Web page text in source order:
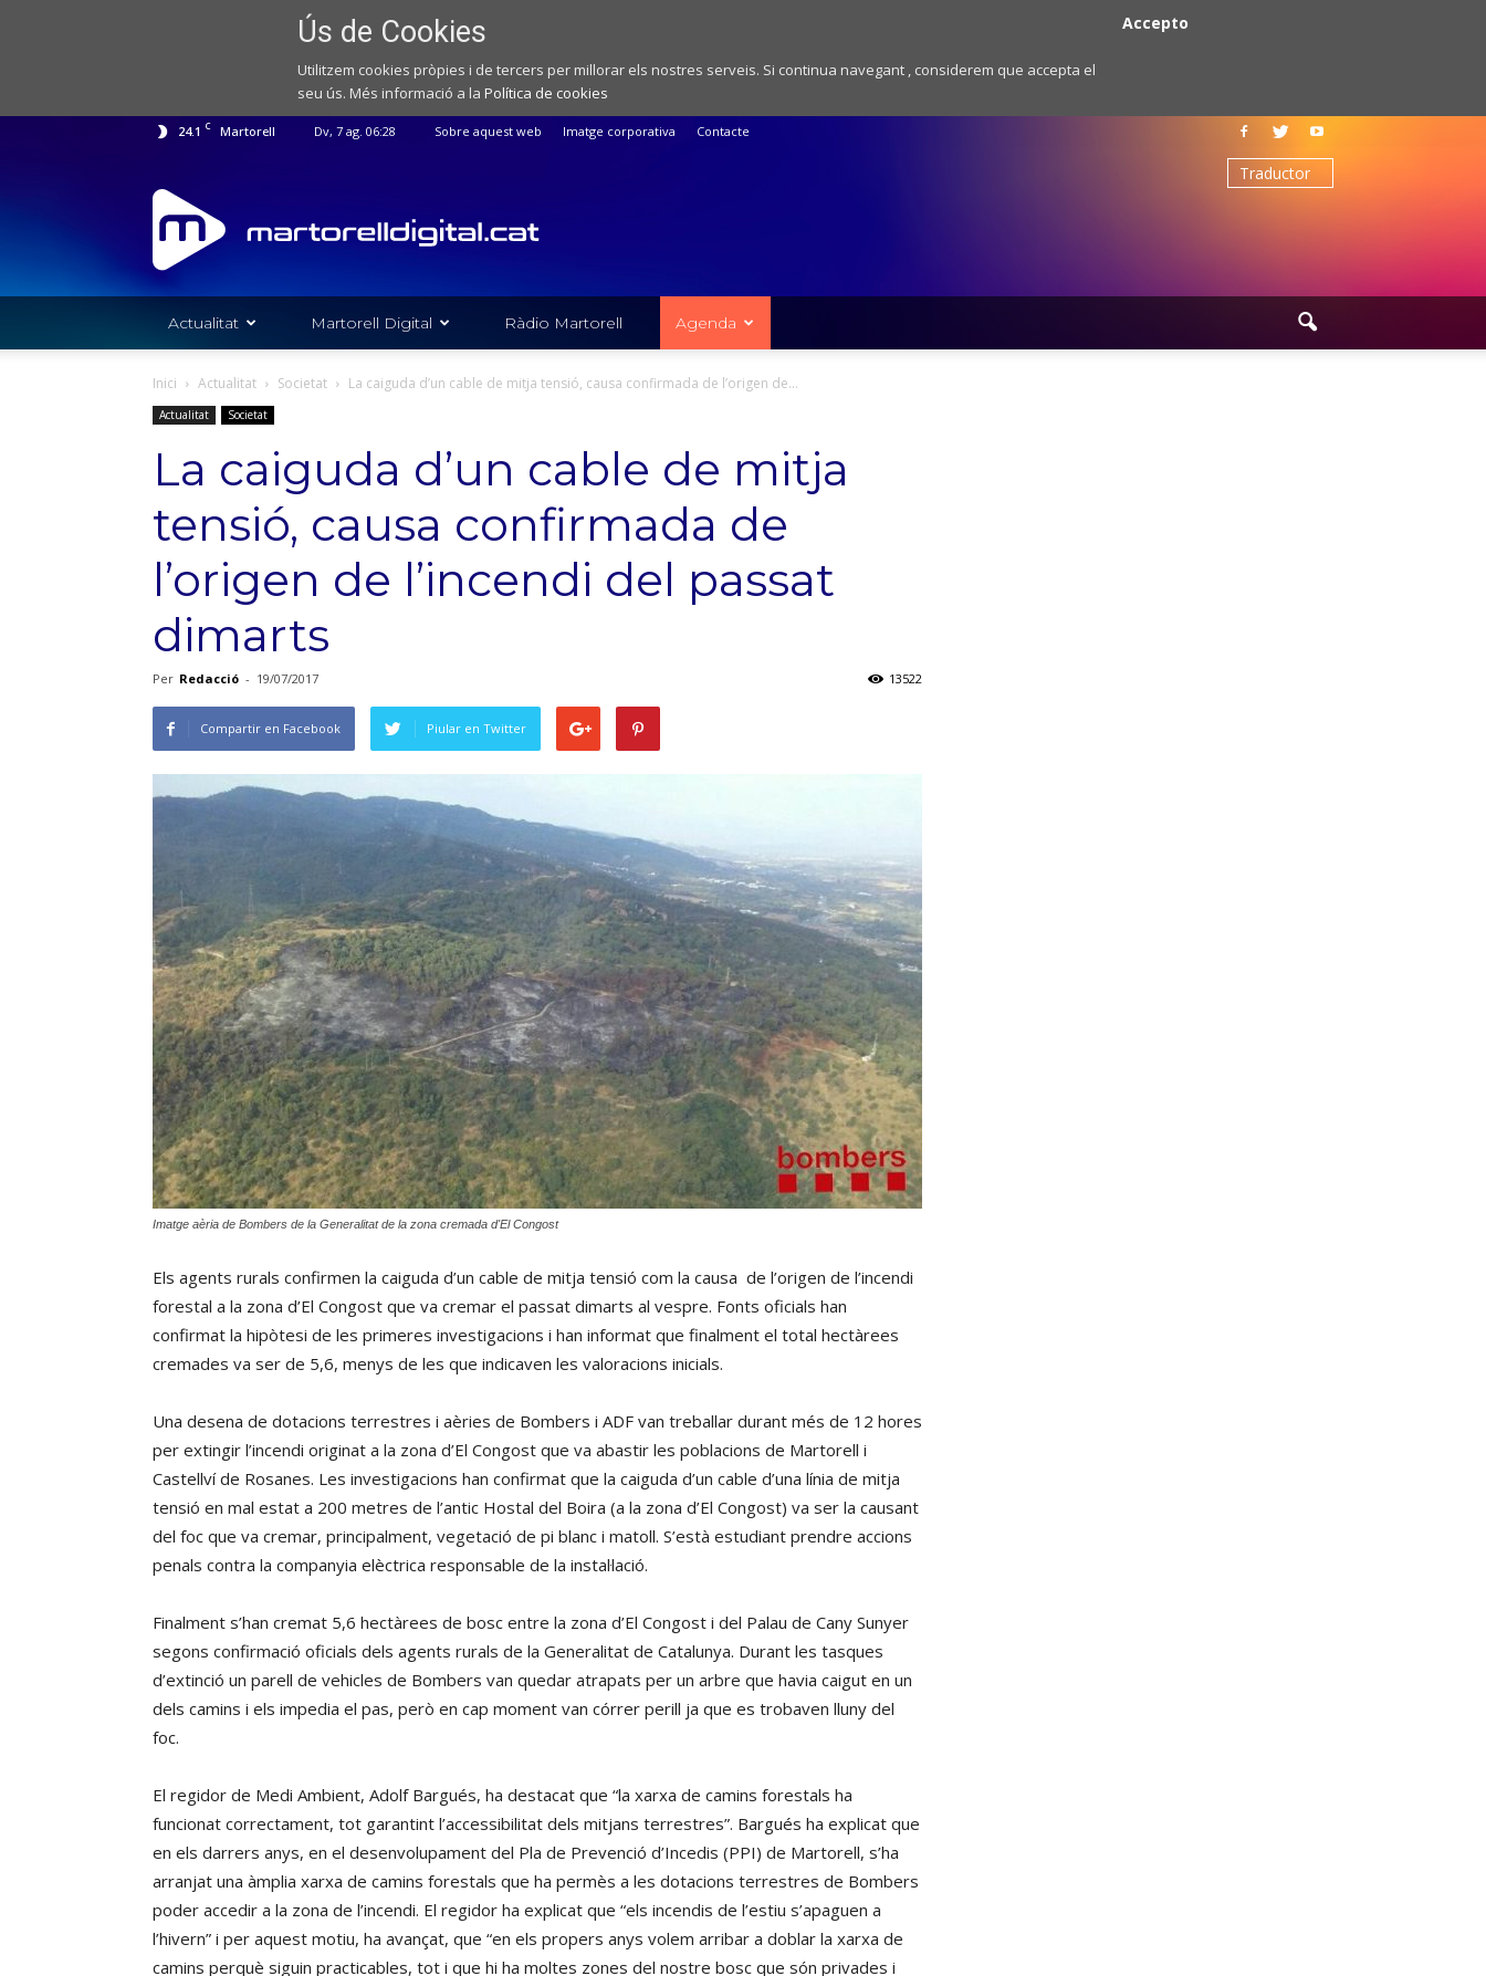
Ús de Cookies
Utilitzem cookies pròpies i de tercers per millorar els nostres serveis. Si continua navegant , considerem que accepta el
seu ús. Més informació a la Política de cookies
Accepto
24.1 C Martorell Dv, 7 ag. 06:28 Sobre aquest web Imatge corporativa Contacte
Web
de
notícies
de
l'Ajuntament
Martorell
Actualitat Martorell Digital Ràdio Martorell Agenda
Inici Actualitat Societat La caiguda d’un cable de mitja tensió, causa confirmada de l’origen de...
Actualitat Societat
La caiguda d’un cable de mitja
tensió, causa confirmada de
l’origen de l’incendi del passat
dimarts
Per Redacció - 19/07/2017 13522
Compartir en Facebook Piular en Twitter
Imatge aèria de Bombers de la Generalitat de la zona cremada d'El Congost
Els agents rurals confirmen la caiguda d’un cable de mitja tensió com la causa de l’origen de l’incendi
forestal a la zona d’El Congost que va cremar el passat dimarts al vespre. Fonts oficials han
confirmat la hipòtesi de les primeres investigacions i han informat que finalment el total hectàrees
cremades va ser de 5,6, menys de les que indicaven les valoracions inicials.
Una desena de dotacions terrestres i aèries de Bombers i ADF van treballar durant més de 12 hores
per extingir l’incendi originat a la zona d’El Congost que va abastir les poblacions de Martorell i
Castellví de Rosanes. Les investigacions han confirmat que la caiguda d’un cable d’una línia de mitja
tensió en mal estat a 200 metres de l’antic Hostal del Boira (a la zona d’El Congost) va ser la causant
del foc que va cremar, principalment, vegetació de pi blanc i matoll. S’està estudiant prendre accions
penals contra la companyia elèctrica responsable de la instal·lació.
Finalment s’han cremat 5,6 hectàrees de bosc entre la zona d’El Congost i del Palau de Cany Sunyer
segons confirmació oficials dels agents rurals de la Generalitat de Catalunya. Durant les tasques
d’extinció un parell de vehicles de Bombers van quedar atrapats per un arbre que havia caigut en un
dels camins i els impedia el pas, però en cap moment van córrer perill ja que es trobaven lluny del
foc.
El regidor de Medi Ambient, Adolf Bargués, ha destacat que “la xarxa de camins forestals ha
funcionat correctament, tot garantint l’accessibilitat dels mitjans terrestres”. Bargués ha explicat que
en els darrers anys, en el desenvolupament del Pla de Prevenció d’Incedis (PPI) de Martorell, s’ha
arranjat una àmplia xarxa de camins forestals que ha permès a les dotacions terrestres de Bombers
poder accedir a la zona de l’incendi. El regidor ha explicat que “els incendis de l’estiu s’apaguen a
l’hivern” i per aquest motiu, ha avançat, que “en els propers anys volem arribar a doblar la xarxa de
camins perquè siguin practicables, tot i que hi ha moltes zones del nostre bosc que són privades i